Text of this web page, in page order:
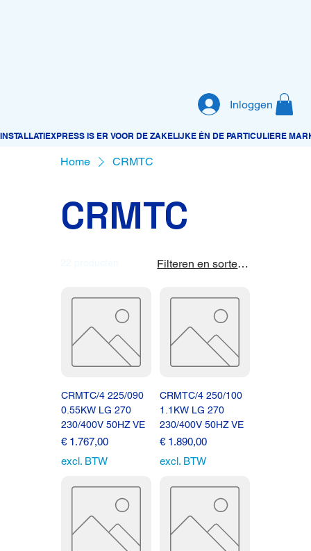
Inloggen
Home CRMTC
CRMTC
Filteren en sorteren
CRMTC/4 225/090
0.55KW LG 270
230/400V 50HZ VE
Prijs
€ 1.767,00
excl. BTW
CRMTC/4 250/100
1.1KW LG 270
230/400V 50HZ VE
Prijs
€ 1.890,00
excl. BTW